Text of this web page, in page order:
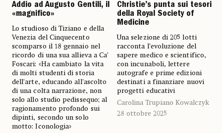
Addio ad Augusto Gentili, il
«magnifico»
Lo studioso di Tiziano e della
Venezia del Cinquecento
scomparso il 18 gennaio nel
ricordo di una sua allieva a Ca’
Foscari: «Ha cambiato la vita
di molti studenti di storia
dell’arte, educando all’ascolto
di una colta narrazione, non
solo allo studio pedissequo; al
ragionamento profondo sui
dipinti, secondo un solo
motto: Iconologia»
Christie’s punta sui tesori
della Royal Society of
Medicine
Una selezione di 205 lotti
racconta l’evoluzione del
sapere medico e scientifico,
con incunaboli, lettere
autografe e prime edizioni
destinati a finanziare nuovi
progetti educativi
Carolina Trupiano Kowalczyk
28 ottobre 2025